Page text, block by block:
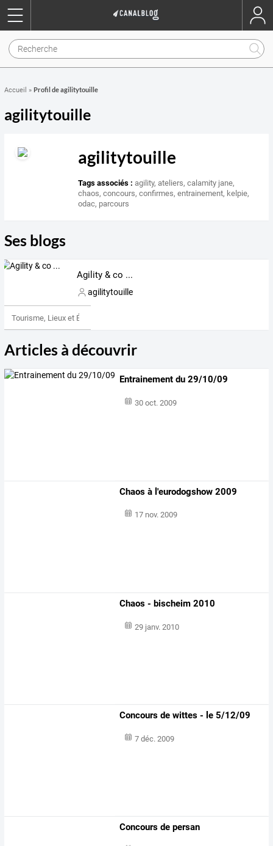
Accueil » Profil de agilitytouille
agilitytouille
agilitytouille
Tags associés : agility,ateliers,calamity jane,
chaos,concours,confirmes,entrainement, kelpie,
odac, parcours
Ses blogs
Agility & co ...
agilitytouille
Tourisme, Lieux et Événements
Articles à découvrir
Entrainement du 29/10/09
30 oct. 2009
Chaos à l'eurodogshow 2009
17 nov. 2009
Chaos - bischeim 2010
29 janv. 2010
Concours de wittes - le 5/12/09
7 déc. 2009
Concours de persan